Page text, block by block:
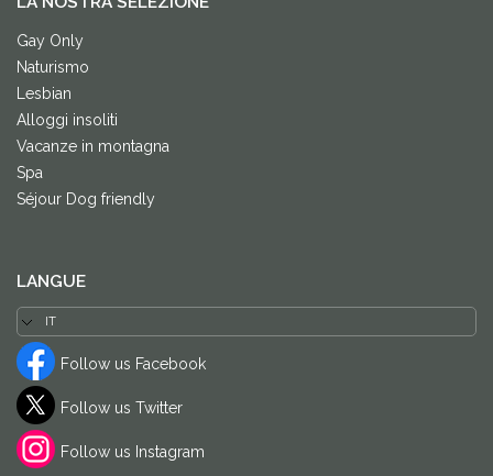
Gay Only
Naturismo
Lesbian
Alloggi insoliti
Vacanze in montagna
Spa
Séjour Dog friendly
LANGUE
Follow us Facebook
Follow us Twitter
Follow us Instagram